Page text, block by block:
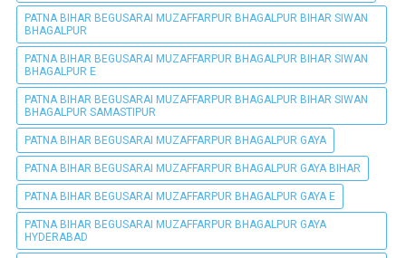
PATNA BIHAR BEGUSARAI MUZAFFARPUR BHAGALPUR BIHAR SIWAN
BHAGALPUR
PATNA BIHAR BEGUSARAI MUZAFFARPUR BHAGALPUR BIHAR SIWAN
BHAGALPUR E
PATNA BIHAR BEGUSARAI MUZAFFARPUR BHAGALPUR BIHAR SIWAN
BHAGALPUR SAMASTIPUR
PATNA BIHAR BEGUSARAI MUZAFFARPUR BHAGALPUR GAYA
PATNA BIHAR BEGUSARAI MUZAFFARPUR BHAGALPUR GAYA BIHAR
PATNA BIHAR BEGUSARAI MUZAFFARPUR BHAGALPUR GAYA E
PATNA BIHAR BEGUSARAI MUZAFFARPUR BHAGALPUR GAYA
HYDERABAD